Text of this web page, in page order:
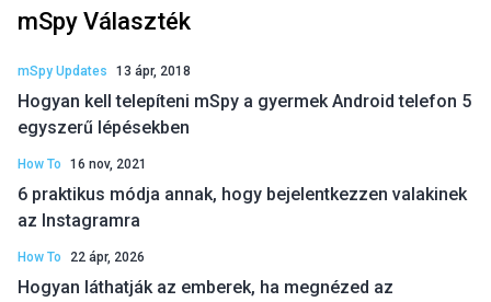
mSpy Választék
mSpy Updates 13 ápr, 2018
Hogyan kell telepíteni mSpy a gyermek Android telefon 5
egyszerű lépésekben
How To 16 nov, 2021
6 praktikus módja annak, hogy bejelentkezzen valakinek
az Instagramra
How To 22 ápr, 2026
Hogyan láthatják az emberek, ha megnézed az